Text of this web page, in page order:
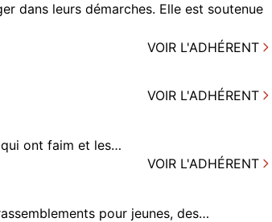
dans leurs démarches. Elle est soutenue
VOIR L'ADHÉRENT
VOIR L'ADHÉRENT
qui ont faim et les…
VOIR L'ADHÉRENT
pour jeunes, des…